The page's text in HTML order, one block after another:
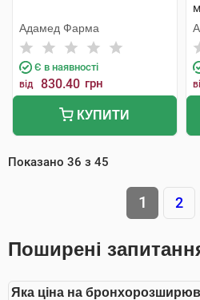
Адамед Фарма
Є в наявності
від 830.40 грн
КУПИТИ
Показано 36 з 45
1 2
Поширені
Яка ціна на